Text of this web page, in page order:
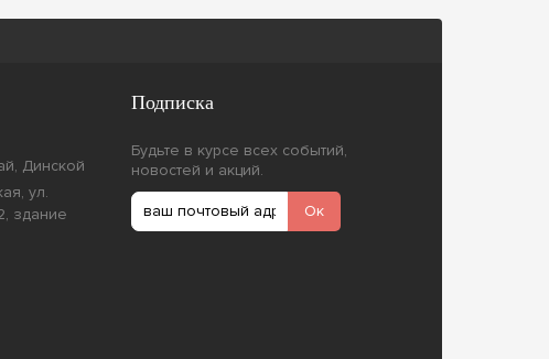
Динской
ул.
здание
Подписка
Будьте в курсе всех событий,
новостей и акций.